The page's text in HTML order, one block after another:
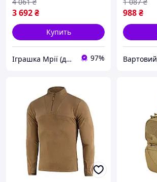
3 692₴
Купить
Іграшка Мрії (дитячі, авто, туризм) 97%
988₴